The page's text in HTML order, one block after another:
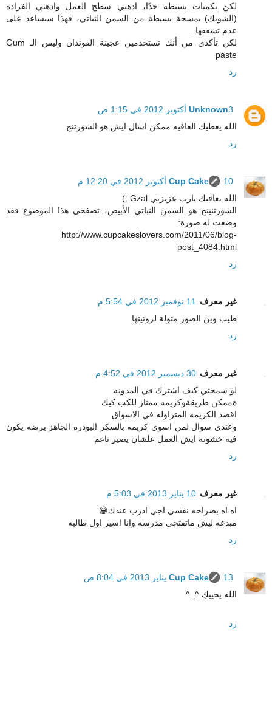
لكن بكميات بسيطة جدًا، ادهني سطح العمل وادهني الفرادة
(الشوبك) بمسحة بسيطة من السمن النباتي، فهذا سيساعد على
عدم تشققها.
لكن تأكدي من أنك تستخدمين عجينة الفوندان وليس الـ Gum
paste
رد
Unknown3 أكتوبر 2012 في 1:15 ص
الله يعطيك العافيه ممكن اسال ايش هو الشورتنج
رد
Cup Cake
10 أكتوبر 2012 في 12:20 م
الله يعافيك يارب عزيزتي Gzal :)
الشورتنينج هو السمن النباتي الأبيض، تصفحي هذا الموضوع فقد
وضعت له صورة:
http://www.cupcakeslovers.com/2011/06/blog-
post_4084.html
رد
غير معرف
11 نوفمبر 2012 في 5:54 م
طيب وين الصور متولة لروئيتها
رد
غير معرف 30 ديسمبر 2012 في 4:52 م
لو سمحتي كيف اشترك في المدونه
ةممكن طريقةوكريمه ممتاز للكب كيك
اقصد الكريمه المتزاوله في الاسواق
وعندي سوال لمن اسوي كريمه بالسكر البودره الجاهز برضه يكون
فيه خشونه ايش العمل علشان يصير ناعم
رد
غير معرف 10 يناير 2013 في 5:03 م
اه اه بصراحه نفسي اجي ادرب عندك😁
مبدعه ليش ماتفتحي مدرسه وانا اسير اول طالبه
رد
Cup Cake
13 يناير 2013 في 8:04 ص
الله يحييكِ ^_^
رد